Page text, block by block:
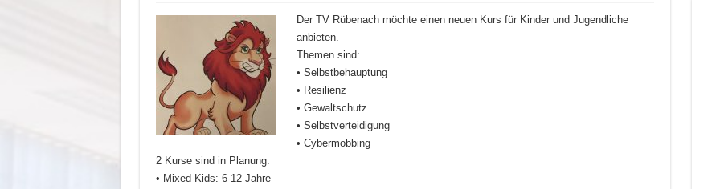
Der TV Rübenach möchte einen neuen Kurs für Kinder und Jugendliche
anbieten.
Themen sind:
• Selbstbehauptung
• Resilienz
• Gewaltschutz
• Selbstverteidigung
• Cybermobbing
2 Kurse sind in Planung:
• Mixed Kids: 6-12 Jahre